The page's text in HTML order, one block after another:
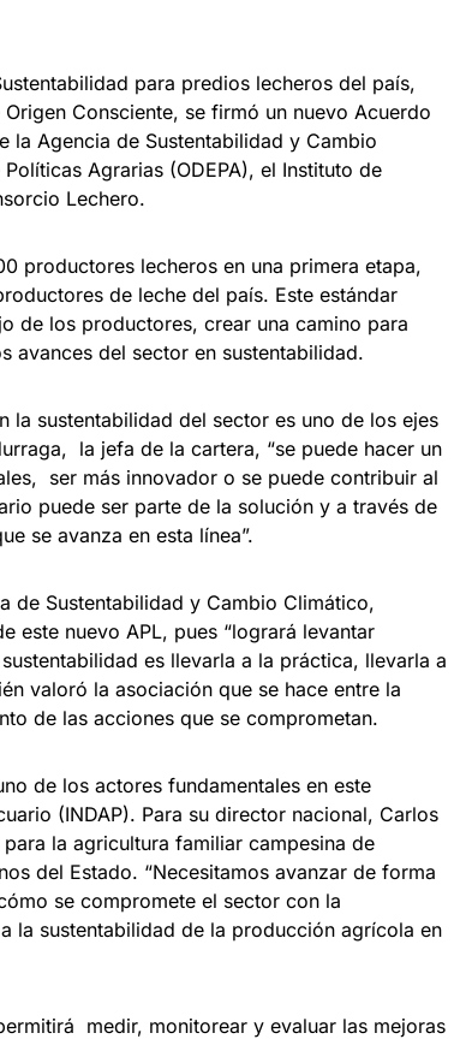
para predios lecheros del país,
Consciente, se firmó un nuevo Acuerdo
la Agencia de Sustentabilidad y Cambio
Agrarias (ODEPA), el Instituto de
Lechero.
productores lecheros en una primera etapa,
de leche del país. Este estándar
de los productores, crear una camino para
avances del sector en sustentabilidad.
la sustentabilidad del sector es uno de los ejes
la jefa de la cartera, “se puede hacer un
ser más innovador o se puede contribuir al
puede ser parte de la solución y a través de
se avanza en esta línea”.
de Sustentabilidad y Cambio Climático,
este nuevo APL, pues “logrará levantar
es llevarla a la práctica, llevarla a
valoró la asociación que se hace entre la
de las acciones que se comprometan.
de los actores fundamentales en este
(INDAP). Para su director nacional, Carlos
la agricultura familiar campesina de
del Estado. “Necesitamos avanzar de forma
se compromete el sector con la
la sustentabilidad de la producción agrícola en
medir, monitorear y evaluar las mejoras